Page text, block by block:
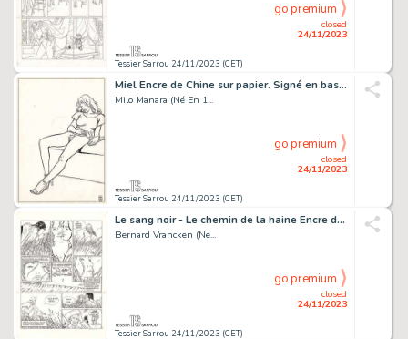
Tessier Sarrou 24/11/2023 (CET)
closed
24/11/2023
go premium
Miel Encre de Chine sur papier. Signé en bas à droite,...
Milo Manara (Né En 1...
Tessier Sarrou 24/11/2023 (CET)
closed
24/11/2023
go premium
Le sang noir - Le chemin de la haine Encre de Chine...
Bernard Vrancken (Né...
Tessier Sarrou 24/11/2023 (CET)
closed
24/11/2023
go premium